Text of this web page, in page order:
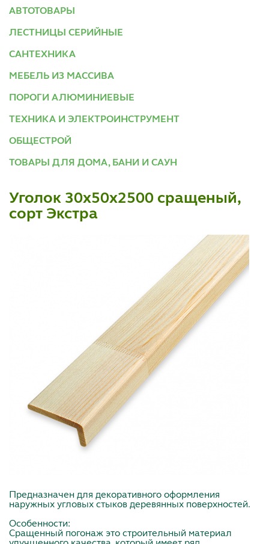
АВТОТОВАРЫ
ЛЕСТНИЦЫ СЕРИЙНЫЕ
САНТЕХНИКА
МЕБЕЛЬ ИЗ МАССИВА
ПОРОГИ АЛЮМИНИЕВЫЕ
ТЕХНИКА И ЭЛЕКТРОИНСТРУМЕНТ
ОБЩЕСТРОЙ
ТОВАРЫ ДЛЯ ДОМА, БАНИ И САУН
Уголок 30х50х2500 сращеный,
сорт Экстра
Предназначен для декоративного оформления
наружных угловых стыков деревянных поверхностей.
Особенности:
Сращенный погонаж это строительный материал